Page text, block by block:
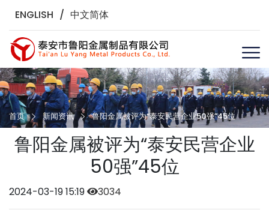
ENGLISH / 中文简体
首页 新闻资讯 鲁阳金属被评为“泰安民营企业50强”45位
鲁阳金属被评为“泰安民营企业
50强”45位
2024-03-19 15:19 3034